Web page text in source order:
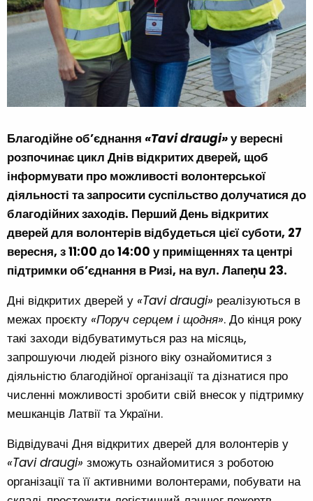
Благодійне об’єднання «Tavi draugi»у вересні
розпочинає цикл Днів відкритих дверей, щоб
інформувати про можливості волонтерської
діяльності та запросити суспільство долучатися до
благодійних заходів. Перший День відкритих
дверей для волонтерів відбудеться цієї суботи, 27
вересня, з 11:00 до 14:00 у приміщеннях та центрі
підтримки об’єднання в Ризі, на вул. Лапеņu 23.
Дні відкритих дверей у «Tavi draugi» реалізуються в
межах проєкту «Поруч серцем і щодня». До кінця року
такі заходи відбуватимуться раз на місяць,
запрошуючи людей різного віку ознайомитися з
діяльністю благодійної організації та дізнатися про
численні можливості зробити свій внесок у підтримку
мешканців Латвії та України.
Відвідувачі Дня відкритих дверей для волонтерів у
«Tavi draugi» зможуть ознайомитися з роботою
організації та її активними волонтерами, побувати на